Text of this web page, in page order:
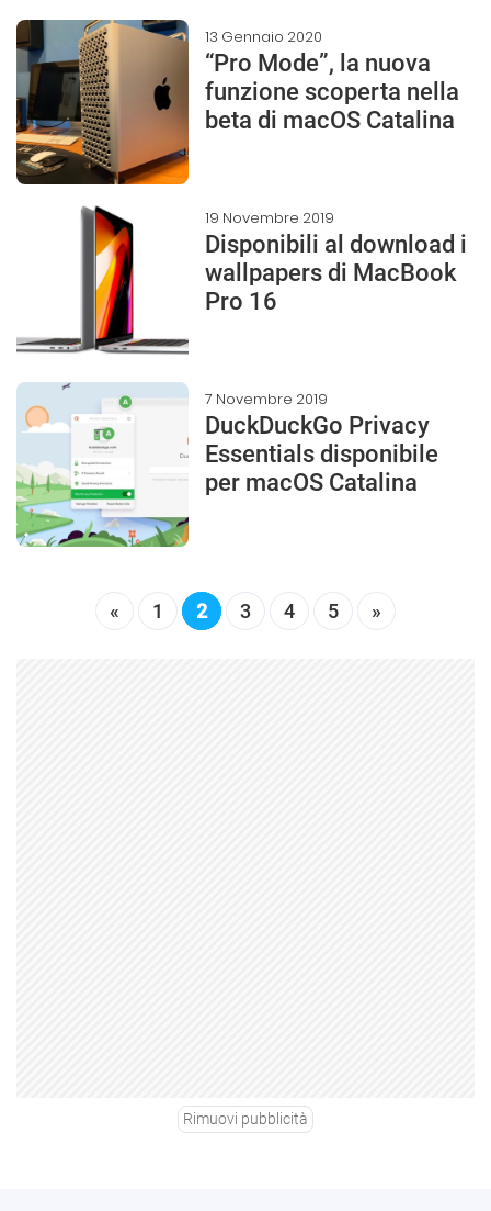
13 Gennaio 2020
“Pro Mode”, la nuova
funzione scoperta nella
beta di macOS Catalina
19 Novembre 2019
Disponibili al download i
wallpapers di MacBook
Pro 16
7 Novembre 2019
DuckDuckGo Privacy
Essentials disponibile
per macOS Catalina
« 1 2 3 4 5 »
Rimuovi pubblicità